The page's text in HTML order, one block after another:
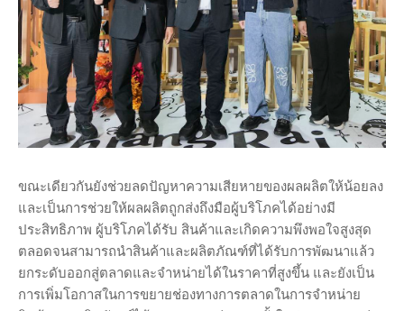
ขณะเดียวกันยังช่วยลดปัญหาความเสียหายของผลผลิตให้น้อยลง
และเป็นการช่วยให้ผลผลิตถูกส่งถึงมือผู้บริโภคได้อย่างมี
ประสิทธิภาพ ผู้บริโภคได้รับ สินค้าและเกิดความพึงพอใจสูงสุด
ตลอดจนสามารถนําสินค้าและผลิตภัณฑ์ที่ได้รับการพัฒนาแล้ว
ยกระดับออกสู่ตลาดและจําหน่ายได้ในราคาที่สูงขึ้น และยังเป็น
การเพิ่มโอกาสในการขยายช่องทางการตลาดในการจําหน่าย